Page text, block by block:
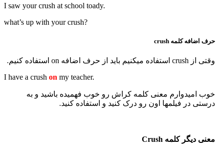
I saw your crush at school toady.
what’s up with your crush?
حرف اضافه کلمه crush
وقتی از crush استفاده میکنیم باید از حرف اضافه on استفاده کنیم.
I have a crush on my teacher.
خوب امیدوارم معنی کلمه کراش رو خوب فهمیده باشید و به
درستی در فیلمها اون رو درک کنید و استفاده کنید.
معنی دیگر کلمه Crush